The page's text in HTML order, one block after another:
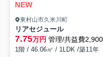
NEW
東村山市久米川町
リアセジュール
7.75万円 管理/共益費
1階 / 46.06㎡ / 1LDK /築11年